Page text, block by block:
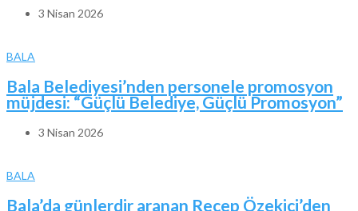
3 Nisan 2026
BALA
Bala Belediyesi’nden personele promosyon
müjdesi: “Güçlü Belediye, Güçlü Promosyon”
3 Nisan 2026
BALA
Bala’da günlerdir aranan Recep Özekici’den